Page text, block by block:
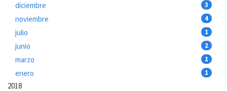
diciembre
3
noviembre 4
julio 1
junio 2
marzo 1
enero 1
2018